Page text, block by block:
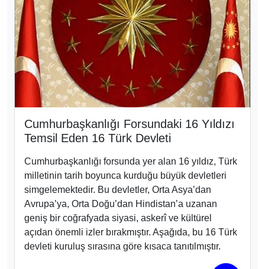
Cumhurbaşkanlığı Forsundaki 16 Yıldızı
Temsil Eden 16 Türk Devleti
Cumhurbaşkanlığı forsunda yer alan 16 yıldız, Türk
milletinin tarih boyunca kurduğu büyük devletleri
simgelemektedir. Bu devletler, Orta Asya’dan
Avrupa’ya, Orta Doğu’dan Hindistan’a uzanan
geniş bir coğrafyada siyasi, askerî ve kültürel
açıdan önemli izler bırakmıştır. Aşağıda, bu 16 Türk
devleti kuruluş sırasına göre kısaca tanıtılmıştır.